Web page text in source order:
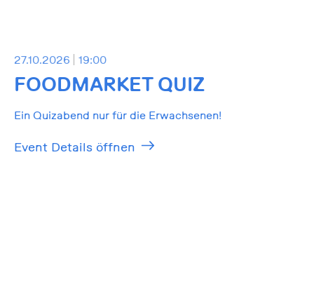
27.10.2026 19:00
FOODMARKET QUIZ
Ein Quizabend nur für die Erwachsenen!
Event Details öffnen